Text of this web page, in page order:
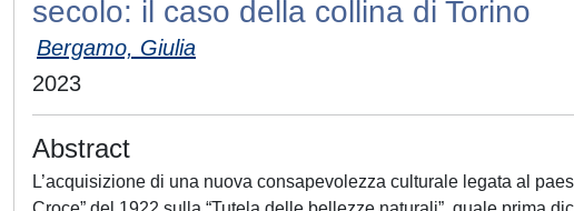
secolo: il caso della collina di Torino
Bergamo, Giulia
2023
Abstract
L’acquisizione di una nuova consapevolezza culturale legata al